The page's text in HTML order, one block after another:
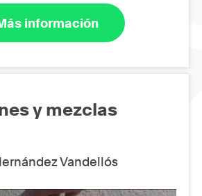
información
y mezclas
Vandellós